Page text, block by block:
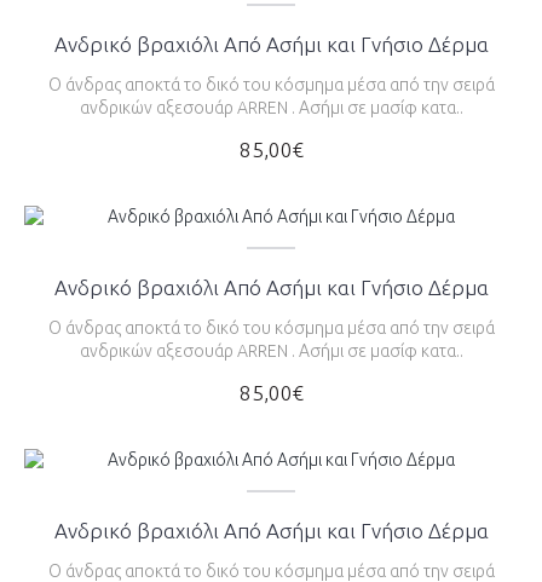
Ανδρικό βραχιόλι Από Ασήμι και Γνήσιο Δέρμα
Ο άνδρας αποκτά το δικό του κόσμημα μέσα από την σειρά
ανδρικών αξεσουάρ ARREN . Ασήμι σε μασίφ κατα..
85,00€
Ανδρικό βραχιόλι Από Ασήμι και Γνήσιο Δέρμα
Ο άνδρας αποκτά το δικό του κόσμημα μέσα από την σειρά
ανδρικών αξεσουάρ ARREN . Ασήμι σε μασίφ κατα..
85,00€
Ανδρικό βραχιόλι Από Ασήμι και Γνήσιο Δέρμα
Ο άνδρας αποκτά το δικό του κόσμημα μέσα από την σειρά